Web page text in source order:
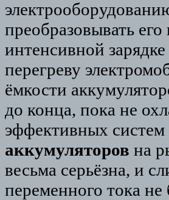
преобразовывать
интенсивной
перегреву
ёмкости
до конца, пока не
эффективных
аккумуляторов на
весьма серьёзна, и
переменного тока не